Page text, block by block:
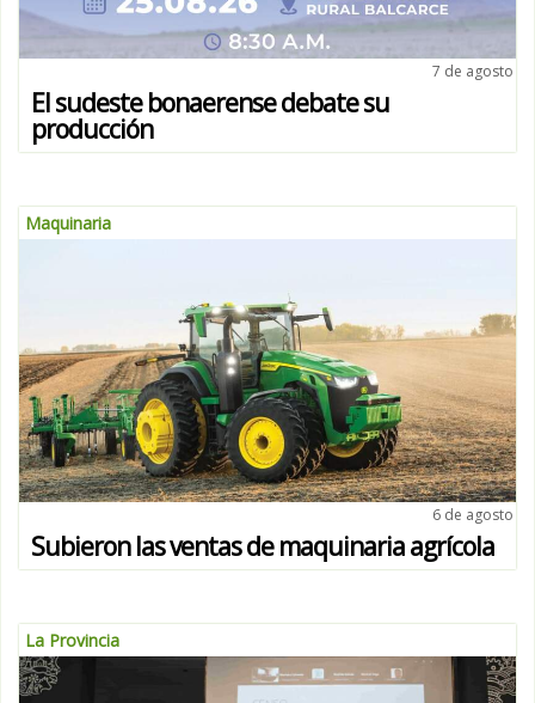
7 de agosto
El sudeste bonaerense debate su
producción
Maquinaria
6 de agosto
Subieron las ventas de maquinaria agrícola
La Provincia